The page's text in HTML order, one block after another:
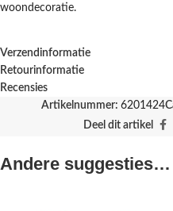
woondecoratie.
Verzendinformatie
Retourinformatie
Recensies
Artikelnummer: 6201424
Deel dit artikel
Andere suggesties…